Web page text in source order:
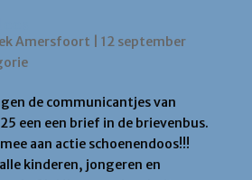
Amersfoort
12 september
de communicantjes van
een een brief in de brievenbus.
aan actie schoenendoos!!!
kinderen, jongeren en